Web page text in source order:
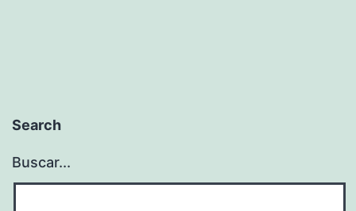
Search
Buscar...